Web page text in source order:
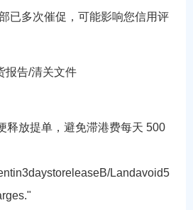
已多次催促，可能影响您信用评
报告/清关文件
释放提单，避免滞港费每天 500
ntin3daystore easeB/Landavoid5